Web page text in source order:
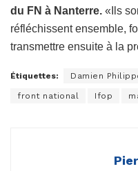
du FN à Nanterre. «Ils
réfléchissent ensemble,
transmettre ensuite à la
Étiquettes: Damien
front national Ifop